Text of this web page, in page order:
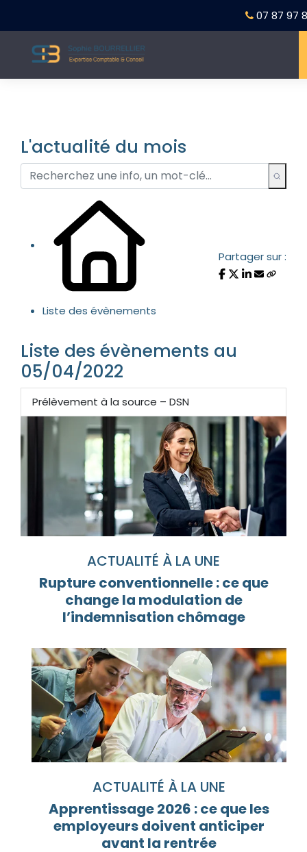
07 87 97
L'actualité du mois
Liste des évènements
Partager sur :
Liste des évènements au
05/04/2022
Prélèvement à la source – DSN
ACTUALITÉ À LA UNE
Rupture conventionnelle : ce que
change la modulation de
l’indemnisation chômage
ACTUALITÉ À LA UNE
Apprentissage 2026 : ce que les
employeurs doivent anticiper
avant la rentrée